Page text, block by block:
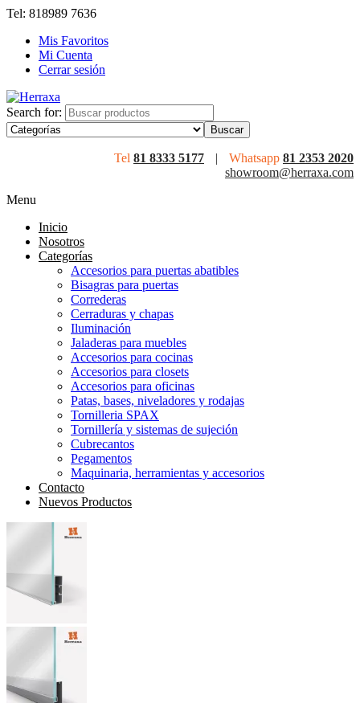
Tel: 818989 7636
Mis Favoritos
Mi Cuenta
Cerrar sesión
Search for:
Tel 81 8333 5177 | Whatsapp 81 2353 2020
showroom@herraxa.com
Menu
Inicio
Nosotros
Categorías
Accesorios para puertas abatibles
Bisagras para puertas
Correderas
Cerraduras y chapas
Iluminación
Jaladeras para muebles
Accesorios para cocinas
Accesorios para closets
Accesorios para oficinas
Patas, bases, niveladores y rodajas
Tornilleria SPAX
Tornillería y sistemas de sujeción
Cubrecantos
Pegamentos
Maquinaria, herramientas y accesorios
Contacto
Nuevos Productos